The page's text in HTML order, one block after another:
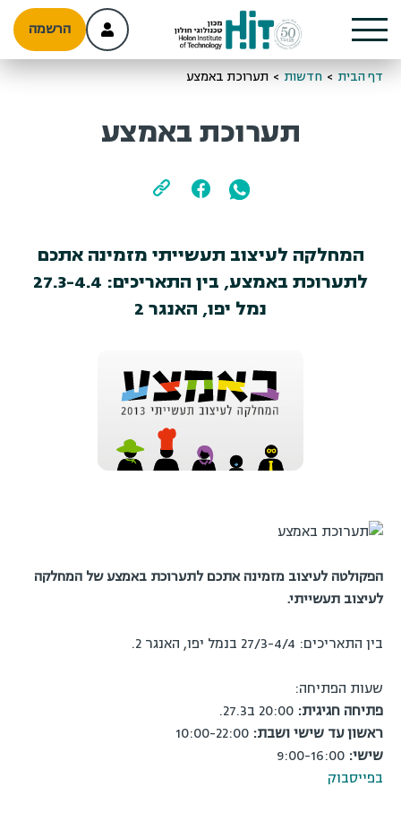
הרשמה
דף הבית > חדשות > תערוכת באמצע
תערוכת באמצע
המחלקה לעיצוב תעשייתי מזמינה אתכם
לתערוכת באמצע, בין התאריכים: 27.3-4.4
נמל יפו, האנגר 2
הפקולטה לעיצוב מזמינה אתכם לתערוכת באמצע של המחלקה
לעיצוב תעשייתי.
בין התאריכים: 27/3-4/4 בנמל יפו, האנגר 2.
שעות הפתיחה:
פתיחה חגיגית:
ראשון עד שישי ושבת: 10:00-22:00
שישי:
בפייסבוק